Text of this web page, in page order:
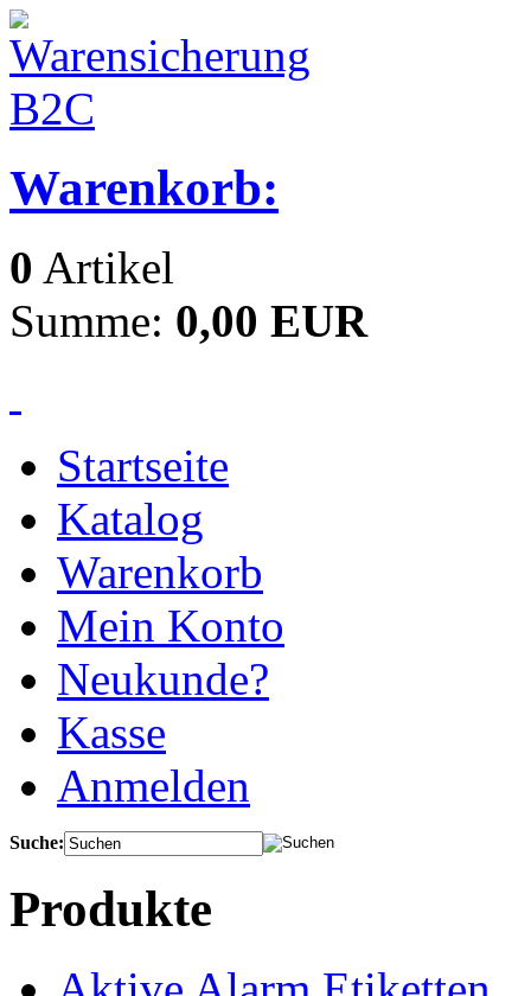
Warenkorb:
0 Artikel
Summe: 0,00 EUR
Startseite
Katalog
Warenkorb
Mein Konto
Neukunde?
Kasse
Anmelden
Suche:
Produkte